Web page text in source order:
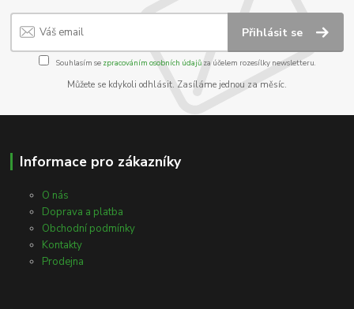
Přihlásit se
Souhlasím se zpracováním osobních údajůza účelem rozesílky newsletteru.
Můžete se kdykoli odhlásit. Zasíláme jednou za měsíc.
Informace pro zákazníky
O nás
Doprava a platba
Obchodní podmínky
Kontakty
Prodejna